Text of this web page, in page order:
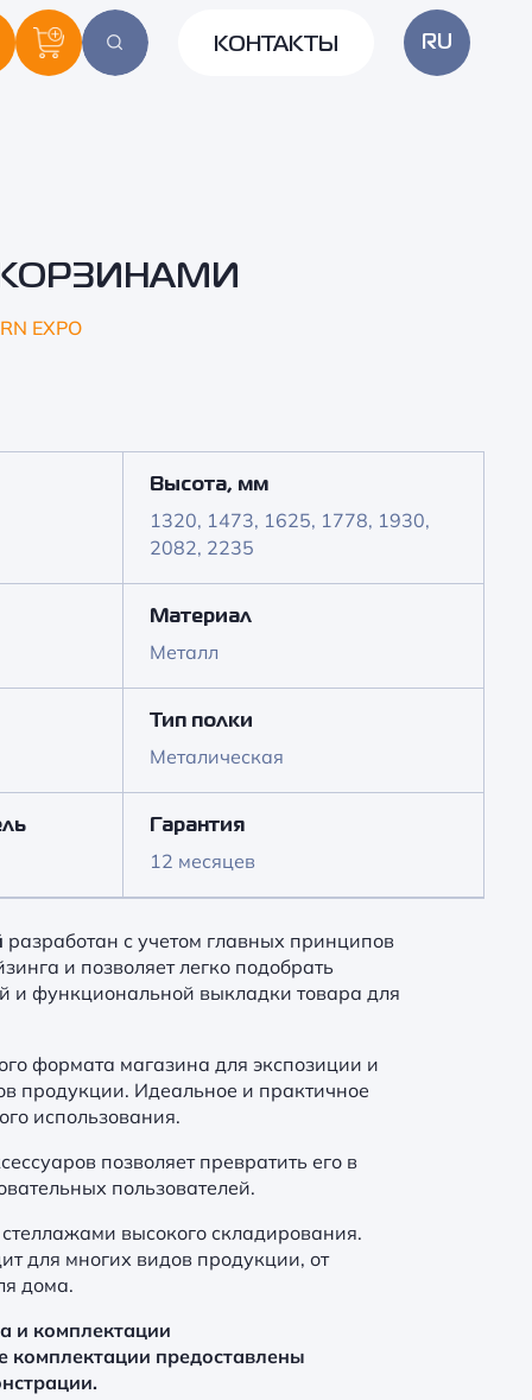
КОНТАКТЫ RU
EXPO
Высота, мм
1320, 1473, 1625, 1778, 1930,
2082, 2235
Материал
Металл
Тип полки
Металическая
Гарантия
12 месяцев
разработан с учетом главных принципов
и позволяет легко подобрать
и функциональной выкладки товара для
формата магазина для экспозиции и
продукции. Идеальное и практичное
использования.
позволяет превратить его в
пользователей.
высокого складирования.
для многих видов продукции, от
дома.
и комплектации
комплектации предоставлены